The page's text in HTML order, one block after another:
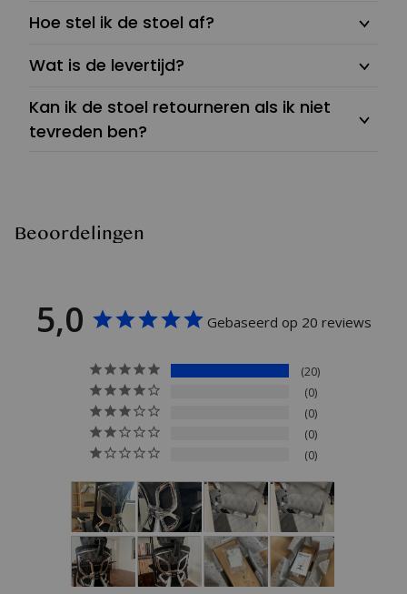
Hoe stel ik de stoel af?
Wat is de levertijd?
Kan ik de stoel retourneren als ik niet
tevreden ben?
Beoordelingen
5,0 Gebaseerd op 20 reviews
20
0
0
0
0